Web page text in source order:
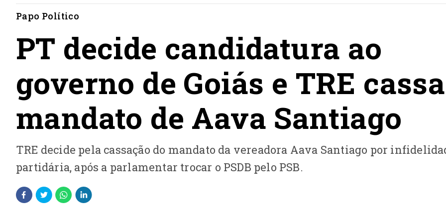
Papo Político
PT decide candidatura ao
governo de Goiás e TRE cassa
mandato de Aava Santiago
TRE decide pela cassação do mandato da vereadora Aava Santiago por
partidária, após a parlamentar trocar o PSDB pelo PSB.